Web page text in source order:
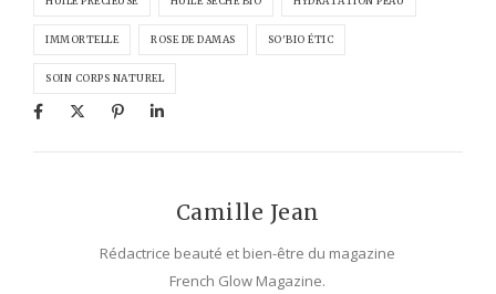
IMMORTELLE ROSE DE DAMAS SO'BIO ÉTIC
SOIN CORPS NATUREL
Camille Jean
Rédactrice beauté et bien-être du magazine
French Glow Magazine.